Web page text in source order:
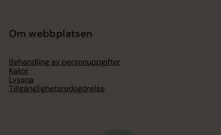
Om webbplatsen
Behandling av personuppgifter
Kakor
Lyssna
Tillgänglighetsredogörelse